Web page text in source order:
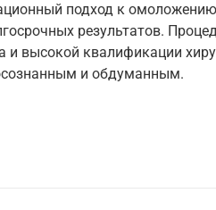
подход к
результатов.
и высокой квалификации
и обдуманным.